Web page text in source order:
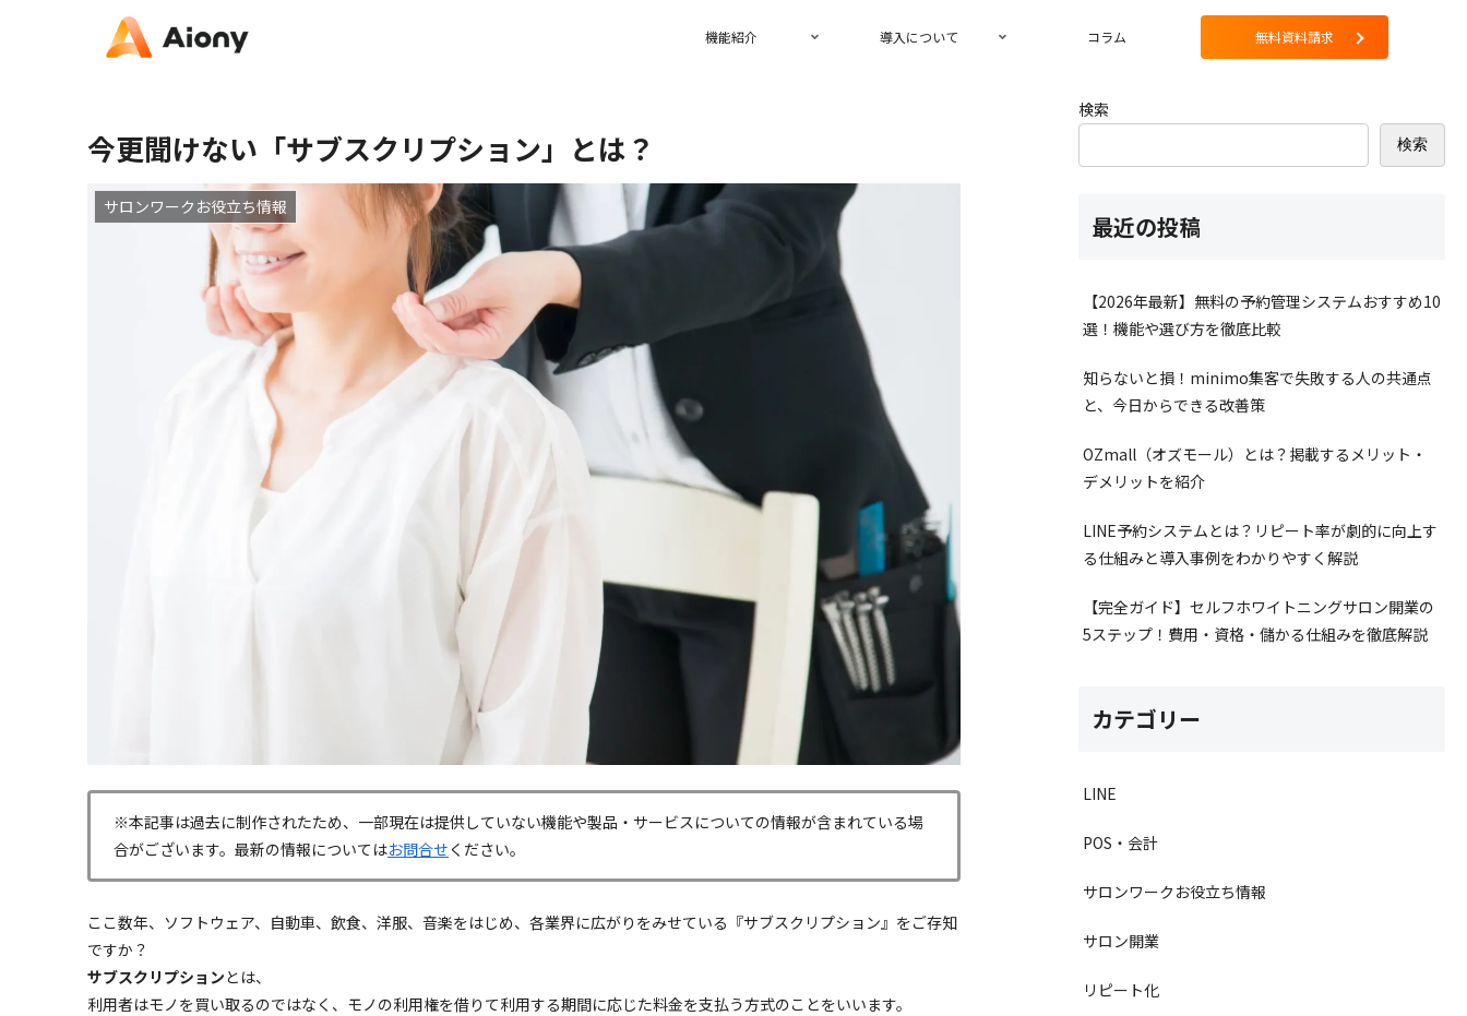
機能紹介 導入について コラム 無料資料請求
今更聞けない「サブスクリプション」とは？
サロンワークお役立ち情報
※本記事は過去に制作されたため、一部現在は提供していない機能や製品・サービスについての情報が含まれている場
合がございます。最新の情報についてはお問合せ ください。
ここ数年、ソフトウェア、自動車、飲食、洋服、音楽をはじめ、各業界に広がりをみせている『サブスクリプション』をご存知
ですか？
サブスクリプションとは、
利用者はモノを買い取るのではなく、モノの利用権を借りて利用する期間に応じた料金を支払う方式のことをいいます。
検索
検索
最近の投稿
【2026年最新】無料の予約管理システムおすすめ10
選！機能や選び方を徹底比較
知らないと損！minimo集客で失敗する人の共通点
と、今日からできる改善策
OZmall（オズモール）とは？掲載するメリット・
デメリットを紹介
LINE予約システムとは？リピート率が劇的に向上す
る仕組みと導入事例をわかりやすく解説
【完全ガイド】セルフホワイトニングサロン開業の
5ステップ！費用・資格・儲かる仕組みを徹底解説
カテゴリー
LINE
POS・会計
サロンワークお役立ち情報
サロン開業
リピート化